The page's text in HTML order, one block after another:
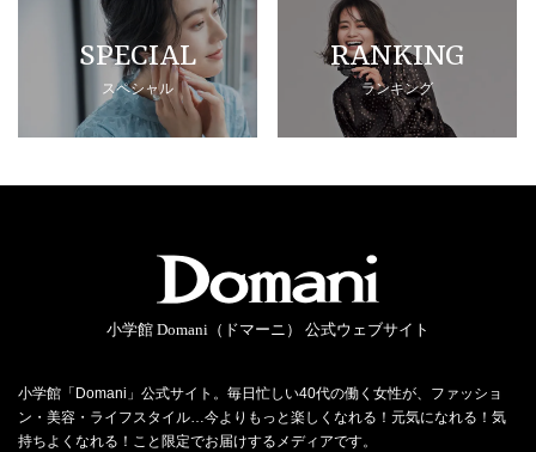
SPECIAL
スペシャル
RANKING
ランキング
小学館 Domani（ドマーニ） 公式ウェブサイト
小学館「Domani」公式サイト。毎日忙しい40代の働く女性が、ファッショ
ン・美容・ライフスタイル…今よりもっと楽しくなれる！元気になれる！気
持ちよくなれる！こと限定でお届けするメディアです。